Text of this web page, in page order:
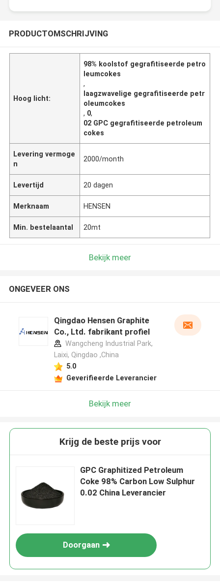
PRODUCTOMSCHRIJVING
Hoog licht:
98% koolstof gegrafitiseerde petro
leumcokes
,
laagzwavelige gegrafitiseerde petr
oleumcokes
, 0,
02 GPC gegrafitiseerde petroleum
cokes
Levering vermoge
n
2000/month
Levertijd 20 dagen
Merknaam HENSEN
Min. bestelaantal 20mt
Bekijk meer
ONGEVEER ONS
Qingdao Hensen Graphite
Co., Ltd. fabrikant profiel
Wangcheng Industrial Park,
Laixi, Qingdao ,China
5.0
Geverifieerde Leverancier
Bekijk meer
Krijg de beste prijs voor
GPC Graphitized Petroleum
Coke 98% Carbon Low Sulphur
0.02 China Leverancier
Doorgaan